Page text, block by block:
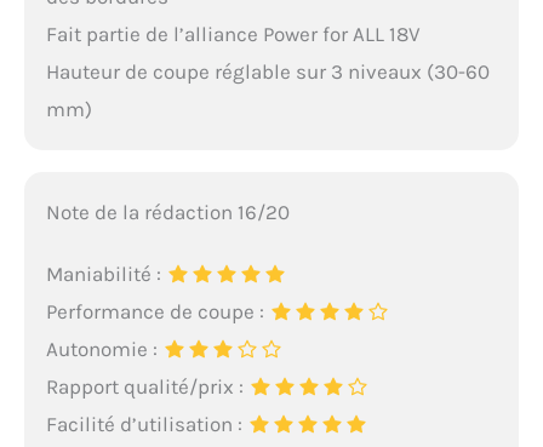
Fait partie de l’alliance Power for ALL 18V
Hauteur de coupe réglable sur 3 niveaux (30-60
mm)
Note de la rédaction 16/20
Maniabilité :
Performance de coupe :
Autonomie :
Rapport qualité/prix :
Facilité d’utilisation :